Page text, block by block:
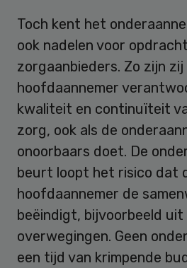
Toch kent het
ook nadelen voor
zorgaanbieders. Zo zijn zij
hoofdaannemer
kwaliteit en continuïteit
zorg, ook als de
onoorbaars doet. De
beurt loopt het risico dat
hoofdaannemer de
beëindigt, bijvoorbeeld uit
overwegingen. Geen
een tijd van krimpende